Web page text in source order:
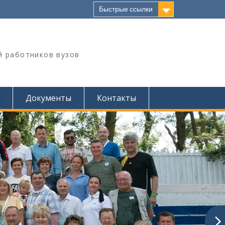
Быстрые ссылки
работников вузов
Документы Контакты